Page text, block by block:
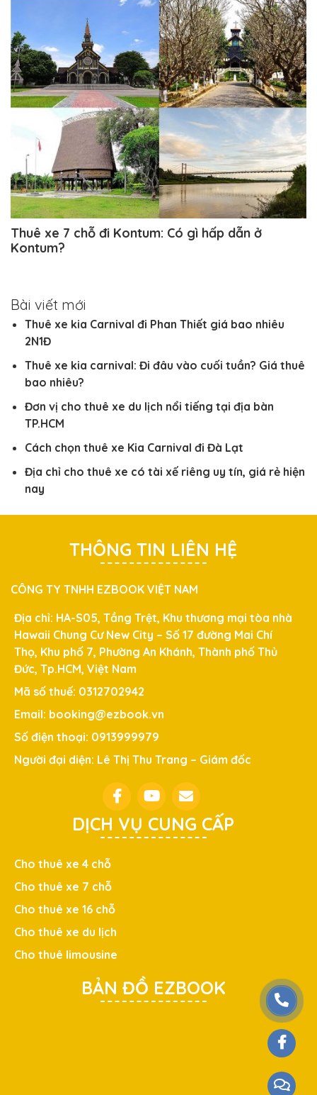
Thuê xe 7 chỗ đi Kontum: Có gì hấp dẫn ở
Kontum?
Bài viết mới
Thuê xe kia Carnival đi Phan Thiết giá bao nhiêu
2N1Đ
Thuê xe kia carnival: Đi đâu vào cuối tuần? Giá thuê
bao nhiêu?
Đơn vị cho thuê xe du lịch nổi tiếng tại địa bàn
TP.HCM
Cách chọn thuê xe Kia Carnival đi Đà Lạt
Địa chỉ cho thuê xe có tài xế riêng uy tín, giá rẻ hiện
nay
THÔNG TIN LIÊN HỆ
CÔNG TY TNHH EZBOOK VIỆT NAM
Địa chỉ: HA-S05, Tầng Trệt, Khu thương mại tòa nhà
Hawaii Chung Cư New City – Số 17 đường Mai Chí
Thọ, Khu phố 7, Phường An Khánh, Thành phố Thủ
Đức, Tp.HCM, Việt Nam
Mã số thuế: 0312702942
Email: booking@ezbook.vn
Số điện thoại: 0913999979
Người đại diện: Lê Thị Thu Trang – Giám đốc
DỊCH VỤ CUNG CẤP
Cho thuê xe 4 chỗ
Cho thuê xe 7 chỗ
Cho thuê xe 16 chỗ
Cho thuê xe du lịch
Cho thuê limousine
BẢN ĐỒ EZBOOK